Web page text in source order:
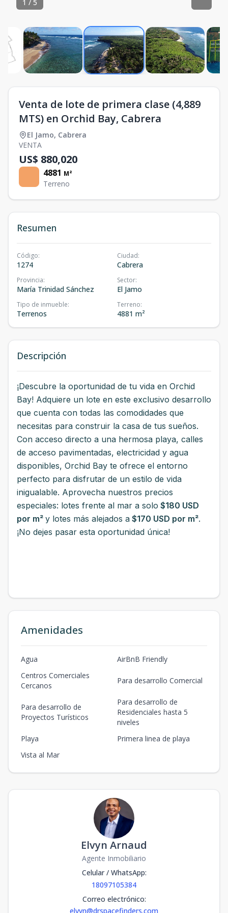
1 / 5
Venta de lote de primera clase (4,889
MTS) en Orchid Bay, Cabrera
El Jamo, Cabrera
VENTA
US$ 880,020
4881 M²
Terreno
Resumen
Código:
1274
Ciudad:
Cabrera
Provincia:
María Trinidad Sánchez
Sector:
El Jamo
Tipo de inmueble:
Terrenos
Terreno:
4881 m²
Descripción
¡Descubre la oportunidad de tu vida en Orchid
Bay! Adquiere un lote en este exclusivo desarrollo
que cuenta con todas las comodidades que
necesitas para construir la casa de tus sueños.
Con acceso directo a una hermosa playa, calles
de acceso pavimentadas, electricidad y agua
disponibles, Orchid Bay te ofrece el entorno
perfecto para disfrutar de un estilo de vida
inigualable. Aprovecha nuestros precios
especiales: lotes frente al mar a solo $180 USD
por m² y lotes más alejados a $170 USD por m².
¡No dejes pasar esta oportunidad única!
Amenidades
Agua
AirBnB Friendly
Centros Comerciales
Cercanos
Para desarrollo Comercial
Para desarrollo de
Proyectos Turísticos
Para desarrollo de
Residenciales hasta 5
niveles
Playa
Primera linea de playa
Vista al Mar
Elvyn Arnaud
Agente Inmobiliario
Celular / WhatsApp:
18097105384
Correo electrónico:
elvyn@drspacefinders.com